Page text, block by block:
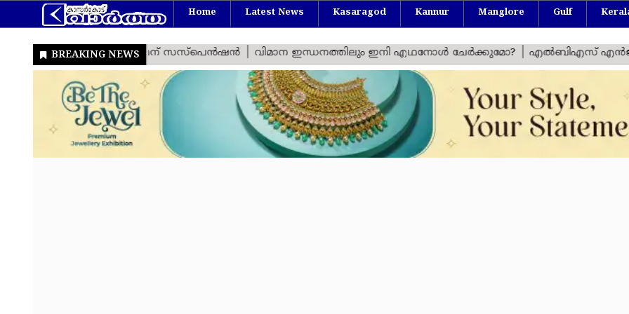
Home Latest News Kasaragod Kannur Manglore Gulf